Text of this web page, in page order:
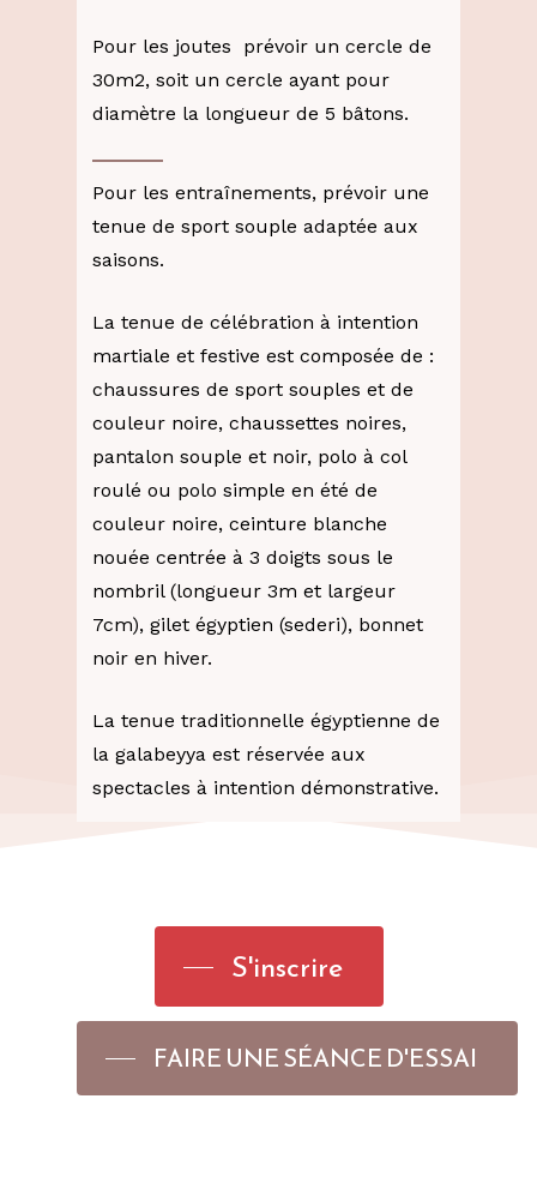
Pour les joutes prévoir un cercle de
30m2, soit un cercle ayant pour
diamètre la longueur de 5 bâtons.
Pour les entraînements, prévoir une
tenue de sport souple adaptée aux
saisons.
La tenue de célébration à intention
martiale et festive est composée de :
chaussures de sport souples et de
couleur noire, chaussettes noires,
pantalon souple et noir, polo à col
roulé ou polo simple en été de
couleur noire, ceinture blanche
nouée centrée à 3 doigts sous le
nombril (longueur 3m et largeur
7cm), gilet égyptien (sederi), bonnet
noir en hiver.
La tenue traditionnelle égyptienne de
la galabeyya est réservée aux
spectacles à intention démonstrative.
S'inscrire
FAIRE UNE SÉANCE D'ESSAI